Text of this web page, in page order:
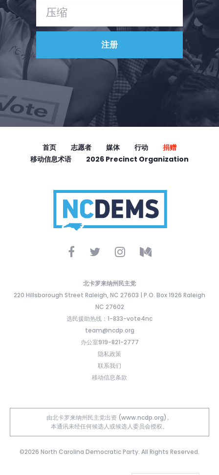
首页 志愿者 媒体 行动
捐赠
移动信息术语
2026 Precinct Organization
北卡罗来纳州民主党
220 Hillsborough Street Raleigh, NC 27603 | P.O. Box 1926 Raleigh
NC 27602
选民援助热线：1-833-vote4nc
team@ncdp.org
办公室919-821-2777
隐私政策
联系我们
移动信息条款
由北卡罗来纳州民主党出资 (www.ncdp.org)。
本通讯未经任何候选人或候选人委员会授权。
©2026 North Carolina Democratic Party. All Rights Reserved.